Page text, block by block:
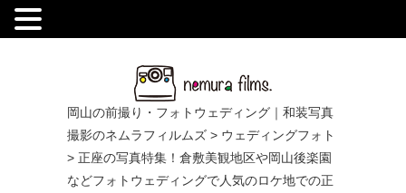
岡山の前撮り・フォトウェディング｜和装写真
撮影のネムラフィルムズ > ウェディングフォト
> 正座の写真特集！倉敷美観地区や岡山後楽園
などフォトウェディングで人気のロケ地での正